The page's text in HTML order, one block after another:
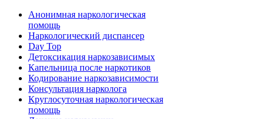
Анонимная наркологическая
помощь
Наркологический диспансер
Day Top
Детоксикация наркозависимых
Капельница после наркотиков
Кодирование наркозависимости
Консультация нарколога
Круглосуточная наркологическая
помощь